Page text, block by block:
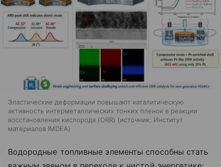
Эластические деформации повышают каталитическую
активность интерметаллических тонких пленок в реакции
восстановления кислорода (ORR)
источник: Институт
материалов IMDEA
Водородные топливные элементы способны стать